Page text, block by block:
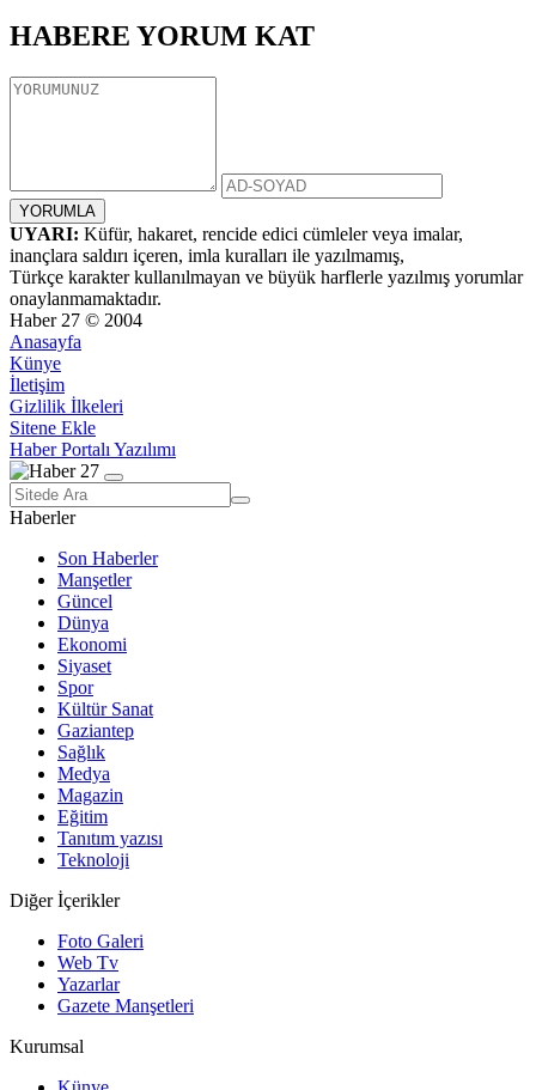
HABERE YORUM KAT
UYARI: Küfür, hakaret, rencide edici cümleler veya imalar,
inançlara saldırı içeren, imla kuralları ile yazılmamış,
Türkçe karakter kullanılmayan ve büyük harflerle yazılmış yorumlar
onaylanmamaktadır.
Haber 27 © 2004
Anasayfa
Künye
İletişim
Gizlilik İlkeleri
Sitene Ekle
Haber Portalı Yazılımı
Haberler
Son Haberler
Manşetler
Güncel
Dünya
Ekonomi
Siyaset
Spor
Kültür Sanat
Gaziantep
Sağlık
Medya
Magazin
Eğitim
Tanıtım yazısı
Teknoloji
Diğer İçerikler
Foto Galeri
Web Tv
Yazarlar
Gazete Manşetleri
Kurumsal